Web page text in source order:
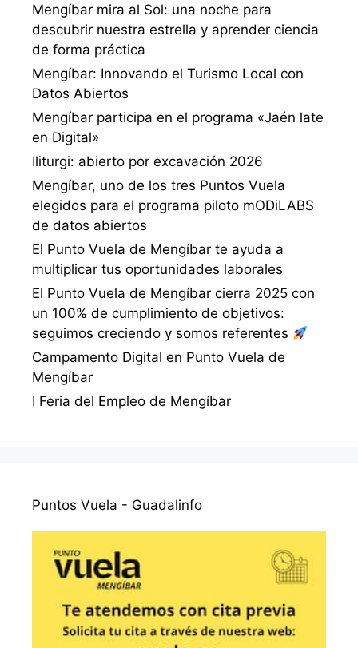
Mengíbar mira al Sol: una noche para
descubrir nuestra estrella y aprender ciencia
de forma práctica
Mengíbar: Innovando el Turismo Local con
Datos Abiertos
Mengíbar participa en el programa «Jaén late
en Digital»
Iliturgi: abierto por excavación 2026
Mengíbar, uno de los tres Puntos Vuela
elegidos para el programa piloto mODiLABS
de datos abiertos
El Punto Vuela de Mengíbar te ayuda a
multiplicar tus oportunidades laborales
El Punto Vuela de Mengíbar cierra 2025 con
un 100% de cumplimiento de objetivos:
seguimos creciendo y somos referentes
Campamento Digital en Punto Vuela de
Mengíbar
I Feria del Empleo de Mengíbar
Puntos Vuela - Guadalinfo